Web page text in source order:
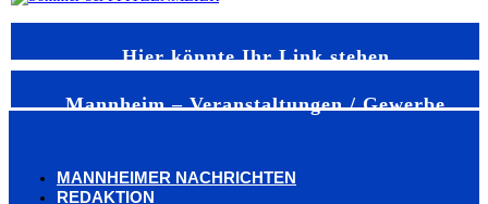
Hier könnte Ihr Link stehen
Mannheim – Veranstaltungen / Gewerbe
MANNHEIMER NACHRICHTEN
REDAKTION